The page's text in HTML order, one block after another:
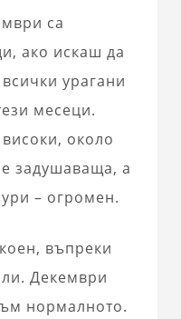
са
ако искаш да
урагани
месеци.
около
задушаваща, а
– огромен.
въпреки
Декември
нормалното.